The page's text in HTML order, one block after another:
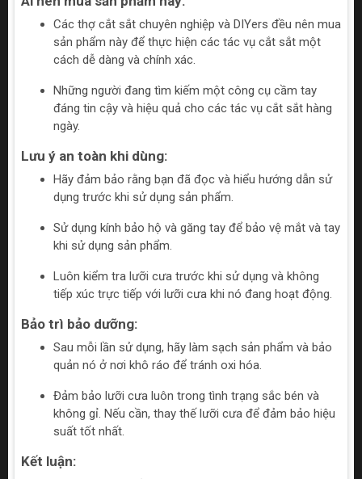
Các thợ cắt sắt chuyên nghiệp và DIYers đều nên mua
sản phẩm này để thực hiện các tác vụ cắt sắt một
cách dễ dàng và chính xác.
Những người đang tìm kiếm một công cụ cầm tay
đáng tin cậy và hiệu quả cho các tác vụ cắt sắt hàng
ngày.
Lưu ý an toàn khi dùng:
Hãy đảm bảo rằng bạn đã đọc và hiểu hướng dẫn sử
dụng trước khi sử dụng sản phẩm.
Sử dụng kính bảo hộ và găng tay để bảo vệ mắt và tay
khi sử dụng sản phẩm.
Luôn kiểm tra lưỡi cưa trước khi sử dụng và không
tiếp xúc trực tiếp với lưỡi cưa khi nó đang hoạt động.
Bảo trì bảo dưỡng:
Sau mỗi lần sử dụng, hãy làm sạch sản phẩm và bảo
quản nó ở nơi khô ráo để tránh oxi hóa.
Đảm bảo lưỡi cưa luôn trong tình trạng sắc bén và
không gỉ. Nếu cần, thay thế lưỡi cưa để đảm bảo hiệu
suất tốt nhất.
Kết luận: